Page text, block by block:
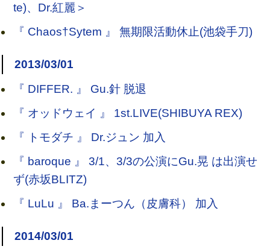
te)、Dr.紅麗＞
『 Chaos†Sytem 』 無期限活動休止(池袋手刀)
2013/03/01
『 DIFFER. 』 Gu.針 脱退
『 オッドウェイ 』 1st.LIVE(SHIBUYA REX)
『 トモダチ 』 Dr.ジュン 加入
『 baroque 』 3/1、3/3の公演にGu.晃 は出演せ
ず(赤坂BLITZ)
『 LuLu 』 Ba.まーつん（皮膚科） 加入
2014/03/01